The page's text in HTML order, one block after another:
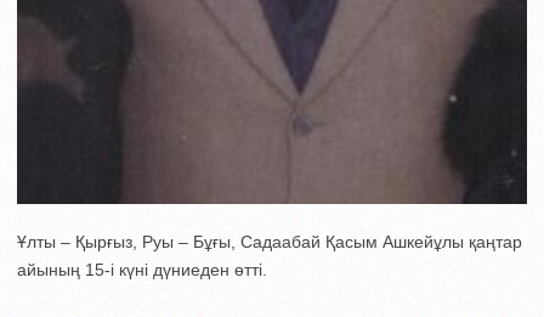
Ұлты – Қырғыз, Руы – Бұғы, Садаабай Қасым Ашкейұлы қаңтар
айының 15-і күні дүниеден өтті.